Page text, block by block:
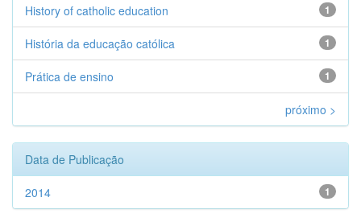
1
History of catholic education
1
História da educação católica
1
Prática de ensino
próximo >
Data de Publicação
1
2014